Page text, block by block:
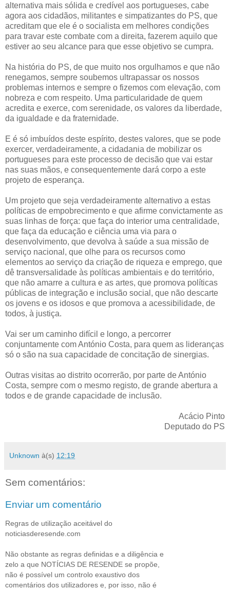
alternativa mais sólida e credível aos portugueses, cabe
agora aos cidadãos, militantes e simpatizantes do PS, que
acreditam que ele é o socialista em melhores condições
para travar este combate com a direita, fazerem aquilo que
estiver ao seu alcance para que esse objetivo se cumpra.
Na história do PS, de que muito nos orgulhamos e que não
renegamos, sempre soubemos ultrapassar os nossos
problemas internos e sempre o fizemos com elevação, com
nobreza e com respeito. Uma particularidade de quem
acredita e exerce, com serenidade, os valores da liberdade,
da igualdade e da fraternidade.
E é só imbuídos deste espírito, destes valores, que se pode
exercer, verdadeiramente, a cidadania de mobilizar os
portugueses para este processo de decisão que vai estar
nas suas mãos, e consequentemente dará corpo a este
projeto de esperança.
Um projeto que seja verdadeiramente alternativo a estas
políticas de empobrecimento e que afirme convictamente as
suas linhas de força: que faça do interior uma centralidade,
que faça da educação e ciência uma via para o
desenvolvimento, que devolva à saúde a sua missão de
serviço nacional, que olhe para os recursos como
elementos ao serviço da criação de riqueza e emprego, que
dê transversalidade às políticas ambientais e do território,
que não amarre a cultura e as artes, que promova políticas
públicas de integração e inclusão social, que não descarte
os jovens e os idosos e que promova a acessibilidade, de
todos, à justiça.
Vai ser um caminho difícil e longo, a percorrer
conjuntamente com António Costa, para quem as lideranças
só o são na sua capacidade de concitação de sinergias.
Outras visitas ao distrito ocorrerão, por parte de António
Costa, sempre com o mesmo registo, de grande abertura a
todos e de grande capacidade de inclusão.
Acácio Pinto
Deputado do PS
Unknown à(s) 12:19
Sem comentários:
Enviar um comentário
Regras de utilização aceitável do
noticiasderesende.com
Não obstante as regras definidas e a diligência e
zelo a que NOTÍCIAS DE RESENDE se propõe,
não é possível um controlo exaustivo dos
comentários dos utilizadores e, por isso, não é